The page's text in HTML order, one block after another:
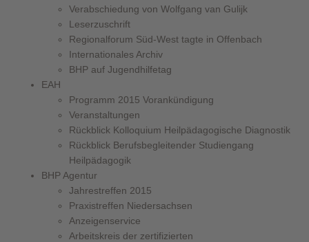
Verabschiedung von Wolfgang van Gulijk
Leserzuschrift
Regionalforum Süd-West tagte in Offenbach
Internationales Archiv
BHP auf Jugendhilfetag
EAH
Programm 2015 Vorankündigung
Veranstaltungen
Rückblick Kolloquium Heilpädagogische Diagnostik
Rückblick Berufsbegleitender Studiengang
Heilpädagogik
BHP Agentur
Jahrestreffen 2015
Praxistreffen Niedersachsen
Anzeigenservice
Arbeitskreis der zertifizierten